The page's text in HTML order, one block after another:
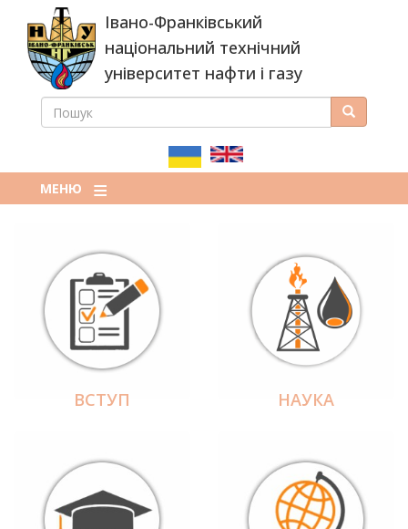
основного
вмісту
Івано-Франківський
національний технічний
університет нафти і газу
ПОШУКОВА
ПОШУК Пошук
МЕНЮ
ВСТУП НАУКА